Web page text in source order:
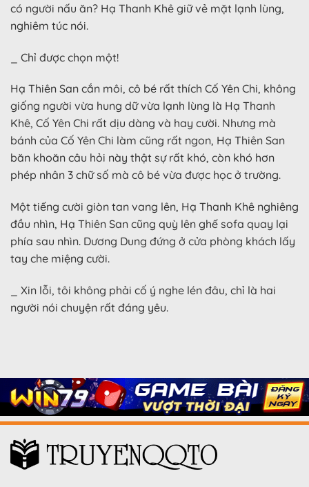
có người nấu ăn? Hạ Thanh Khê giữ vẻ mặt lạnh lùng,
nghiêm túc nói.
_ Chỉ được chọn một!
Hạ Thiên San cắn môi, cô bé rất thích Cố Yên Chi, không
giống người vừa hung dữ vừa lạnh lùng là Hạ Thanh
Khê, Cố Yên Chi rất dịu dàng và hay cười. Nhưng mà
bánh của Cố Yên Chi làm cũng rất ngon, Hạ Thiên San
băn khoăn câu hỏi này thật sự rất khó, còn khó hơn
phép nhân 3 chữ số mà cô bé vừa được học ở trường.
Một tiếng cười giòn tan vang lên, Hạ Thanh Khê nghiêng
đầu nhìn, Hạ Thiên San cũng quỳ lên ghế sofa quay lại
phía sau nhìn. Dương Dung đứng ở cửa phòng khách lấy
tay che miệng cười.
_ Xin lỗi, tôi không phải cố ý nghe lén đâu, chỉ là hai
người nói chuyện rất đáng yêu.